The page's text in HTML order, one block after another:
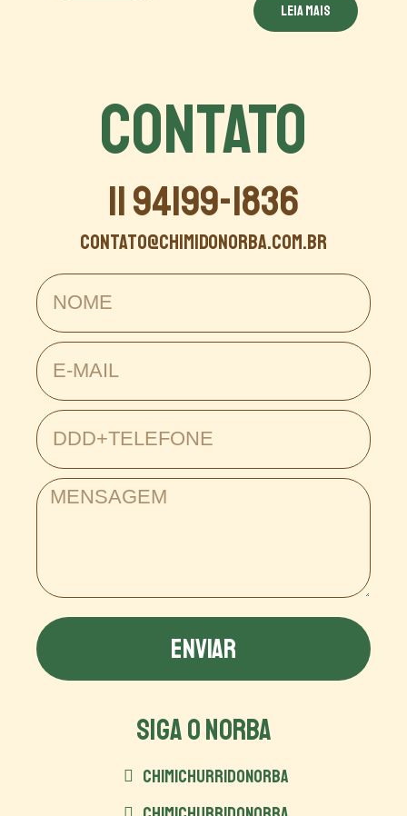
Leia mais
CONTATO
11 94199-1836
contato@chimidonorba.com.br
ENVIAR
SIGA O NORBA
CHIMICHURRIDONORBA